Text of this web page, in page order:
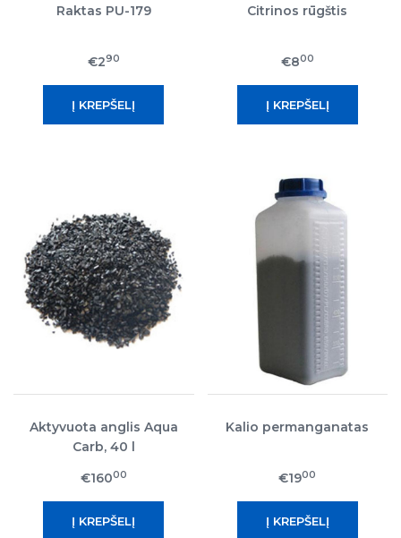
Raktas PU-179
€290
Citrinos rūgštis
€800
Aktyvuota anglis Aqua
Carb, 40 l
€16000
Kalio permanganatas
€1900